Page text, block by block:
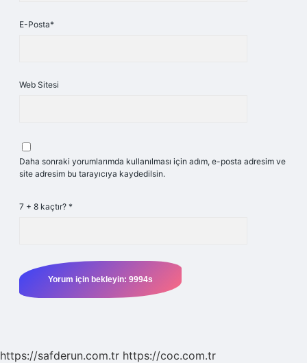
E-Posta*
Web Sitesi
Daha sonraki yorumlarımda kullanılması için adım, e-posta adresim ve
site adresim bu tarayıcıya kaydedilsin.
7 + 8 kaçtır? *
https://safderun.com.tr https://coc.com.tr